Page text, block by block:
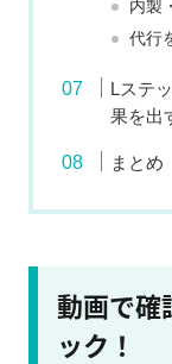
内製
代行
Lステ
果を出
まとめ
動画で確
ック！